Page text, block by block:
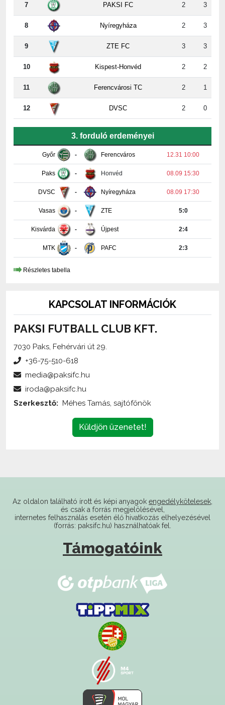
8 Nyíregyháza 2 3
9 ZTE FC 3 3
10 Kispest-Honvéd 2 2
11 Ferencvárosi TC 2 1
12 DVSC 2 0
- Ferencváros
Paks Honvéd 08.09 15:30
DVSC Nyíregyháza 08.09 17:30
Vasas ZTE 5:0
Kisvárda Újpest 2:4
MTK PAFC 2:3
Részletes tabella
PAKSI FUTBALL CLUB KFT.
7030 Paks, Fehérvári út 29.
Küldjön üzenetet!
internetes felhasználás esetén élő hivatkozás elhelyezésével
(forrás: paksifc.hu) használhatóak fel.
Támogatóink